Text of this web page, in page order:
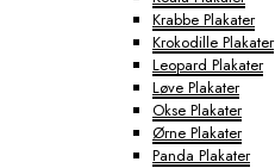
Krabbe Plakater
Krokodille Plakater
Leopard Plakater
Løve Plakater
Okse Plakater
Ørne Plakater
Panda Plakater